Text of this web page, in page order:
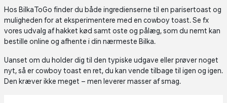
Hos BilkaToGo finder du både ingredienserne til en parisertoast og
muligheden for at eksperimentere med en cowboy toast. Se fx
vores udvalg af hakket kød samt oste og pålæg, som du nemt kan
bestille online og afhente i din nærmeste Bilka.
Uanset om du holder dig til den typiske udgave eller prøver noget
nyt, så er cowboy toast en ret, du kan vende tilbage til igen og igen.
Den kræver ikke meget – men leverer masser af smag.